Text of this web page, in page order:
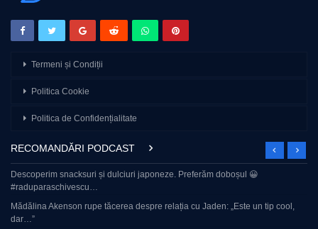
Termeni și Condiții
Politica Cookie
Politica de Confidențialitate
RECOMANDĂRI PODCAST
Descoperim snacksuri și dulciuri japoneze. Preferăm doboșul 😀
#raduparaschivescu…
Mădălina Akenson rupe tăcerea despre relația cu Jaden: „Este un tip cool,
dar…”